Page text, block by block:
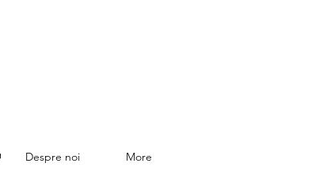
Despre noi More